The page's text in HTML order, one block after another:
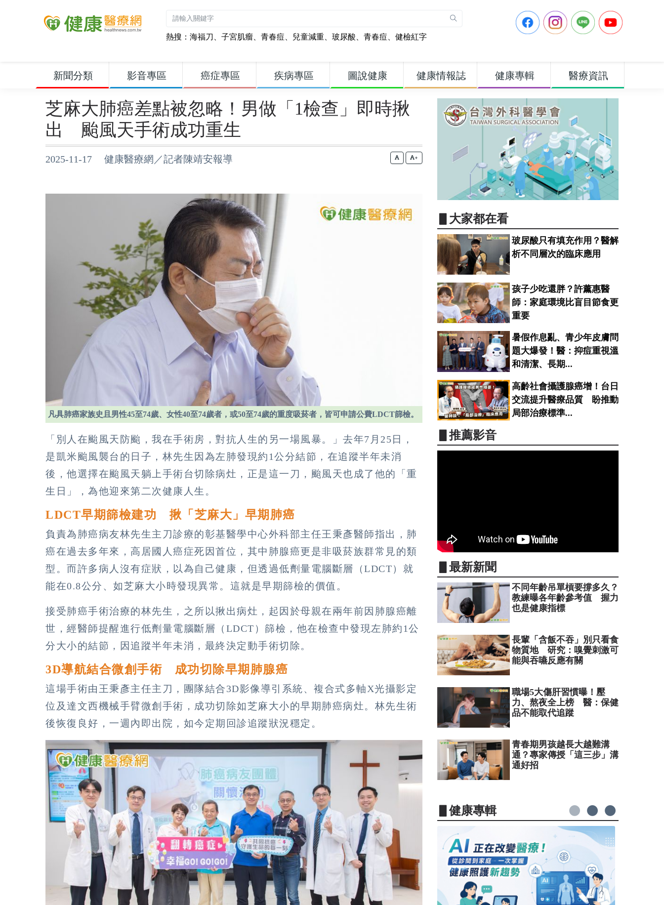
熱搜： 海福刀 、 子宮肌瘤、 青春痘、 兒童減重、 玻尿酸、 青春痘、 健檢紅字
新聞分類 影音專區 癌症專區 疾病專區 圖說健康 健康情報誌 健康專輯 醫療資訊
芝麻大肺癌差點被忽略！男做「1檢查」即時揪
出 颱風天手術成功重生
2025-11-17 健康醫療網／記者陳靖安報導 +
凡具肺癌家族史且男性45至74歲、女性40至74歲者，或50至74歲的重度吸菸者，皆可申請公費LDCT篩檢。
「別人在颱風天防颱，我在手術房，對抗人生的另一場風暴。」去年7月25日，
是凱米颱風襲台的日子，林先生因為左肺發現約1公分結節，在追蹤半年未消
後，他選擇在颱風天躺上手術台切除病灶，正是這一刀，颱風天也成了他的「重
生日」，為他迎來第二次健康人生。
LDCT早期篩檢建功 揪「芝麻大」早期肺癌
負責為肺癌病友林先生主刀診療的彰基醫學中心外科部主任王秉彥醫師指出，肺
癌在過去多年來，高居國人癌症死因首位，其中肺腺癌更是非吸菸族群常見的類
型。而許多病人沒有症狀，以為自己健康，但透過低劑量電腦斷層（LDCT）就
能在0.8公分、如芝麻大小時發現異常。這就是早期篩檢的價值。
接受肺癌手術治療的林先生，之所以揪出病灶，起因於母親在兩年前因肺腺癌離
世，經醫師提醒進行低劑量電腦斷層（LDCT）篩檢，他在檢查中發現左肺約1公
分大小的結節，因追蹤半年未消，最終決定動手術切除。
3D導航結合微創手術 成功切除早期肺腺癌
這場手術由王秉彥主任主刀，團隊結合3D影像導引系統、複合式多軸X光攝影定
位及達文西機械手臂微創手術，成功切除如芝麻大小的早期肺癌病灶。林先生術
後恢復良好，一週內即出院，如今定期回診追蹤狀況穩定。
▋大家都在看
玻尿酸只有填充作用？醫解
析不同層次的臨床應用
孩子少吃還胖？許薰惠醫
師：家庭環境比盲目節食更
重要
暑假作息亂、青少年皮膚問
題大爆發！醫：抑痘重視溫
和清潔、長期...
高齡社會攝護腺癌增！台日
交流提升醫療品質 盼推動
局部治療標準...
▋推薦影音
▋最新新聞
不同年齡吊單槓要撐多久？
教練曝各年齡參考值 握力
也是健康指標
長輩「含飯不吞」別只看食
物質地 研究：嗅覺刺激可
能與吞嚥反應有關
職場5大傷肝習慣曝！壓
力、熬夜全上榜 醫：保健
品不能取代追蹤
青春期男孩越長大越難溝
通？專家傳授「這三步」溝
通好招
▋健康專輯